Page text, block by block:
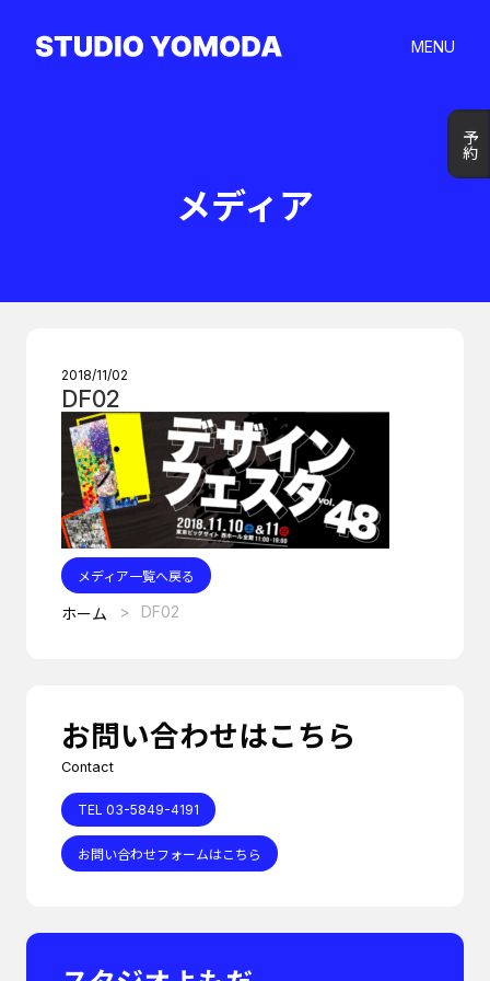
MENU
予約
予約
メディア
2018/11/02
DF02
メディア一覧へ戻る
ホーム DF02
お問い合わせはこちら
Contact
TEL 03-5849-4191
お問い合わせフォームはこちら